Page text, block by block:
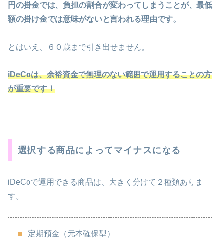
円の掛金では、負担の割合が変わってしまうことが、最低
額の掛け金では意味がないと言われる理由です。
とはいえ、６０歳まで引き出せません。
iDeCoは、余裕資金で無理のない範囲で運用することの方
が重要です！
選択する商品によってマイナスになる
iDeCoで運用できる商品は、大きく分けて２種類ありま
す。
定期預金（元本確保型）